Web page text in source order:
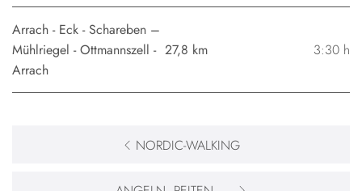
Arrach - Eck - Schareben –
Mühlriegel - Ottmannszell -
Arrach
27,8 km 3:30 h
NORDIC-WALKING